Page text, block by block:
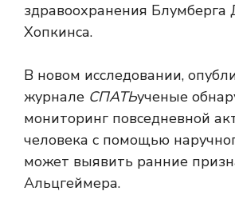
здравоохранения Блумберга
Хопкинса.
В новом исследовании,
журнале СПАТЬученые
мониторинг повседневной
человека с помощью
может выявить ранние
Альцгеймера.